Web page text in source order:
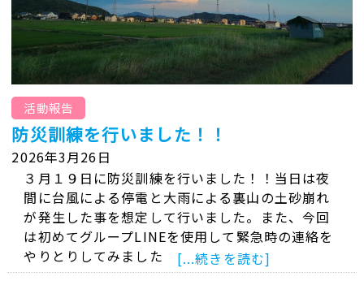
活動報告
防災訓練を行いました！！
2026年3月26日
３月１９日に防災訓練を行いました！！当日は夜
間に台風による停電と大雨による裏山の土砂崩れ
が発生した事を想定して行いました。また、今回
は初めてグループLINEを使用して緊急時の連絡を
やりとりしてみました [...続きを読む]